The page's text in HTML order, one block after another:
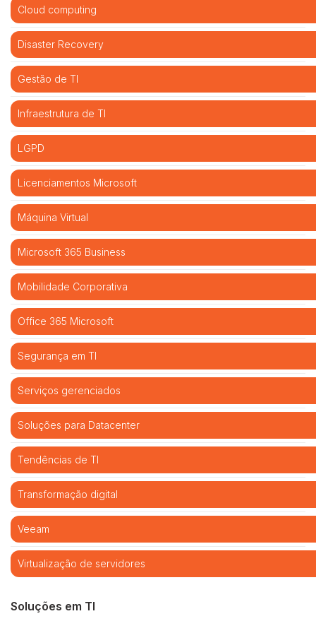
Cloud computing
Disaster Recovery
Gestão de TI
Infraestrutura de TI
LGPD
Licenciamentos Microsoft
Máquina Virtual
Microsoft 365 Business
Mobilidade Corporativa
Office 365 Microsoft
Segurança em TI
Serviços gerenciados
Soluções para Datacenter
Tendências de TI
Transformação digital
Veeam
Virtualização de servidores
Soluções em TI